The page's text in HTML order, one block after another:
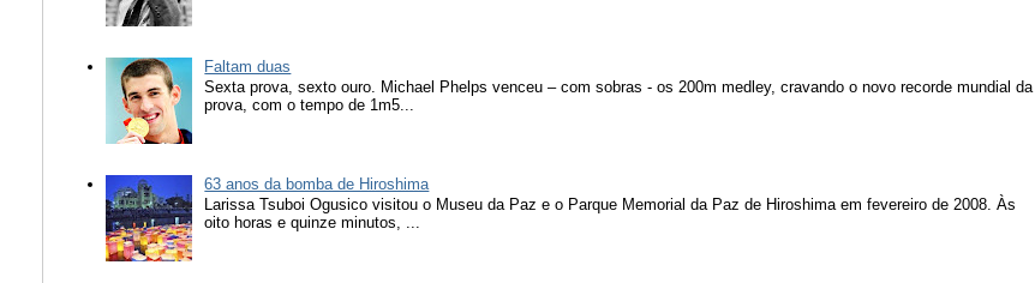
Faltam duas
Sexta prova, sexto ouro. Michael Phelps venceu – com sobras - os 200m medley, cravando o novo recorde mundial da
prova, com o tempo de 1m5...
63 anos da bomba de Hiroshima
Larissa Tsuboi Ogusico visitou o Museu da Paz e o Parque Memorial da Paz de Hiroshima em fevereiro de 2008. Às
oito horas e quinze minutos, ...